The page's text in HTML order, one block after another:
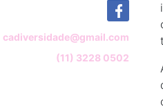
cadiversidade@gmail.com
(11) 3228 0502